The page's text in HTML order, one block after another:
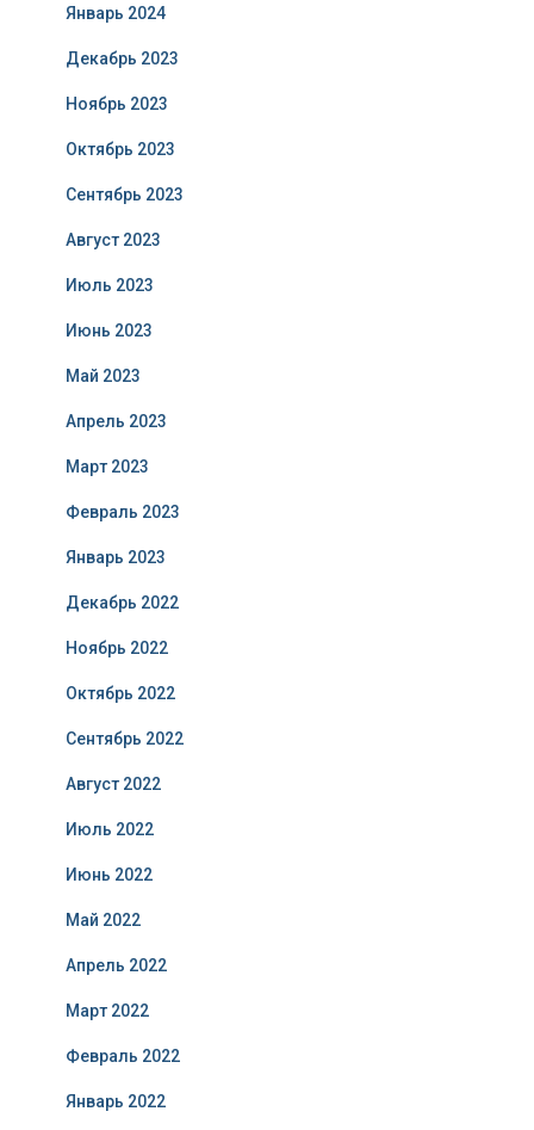
Январь 2024
Декабрь 2023
Ноябрь 2023
Октябрь 2023
Сентябрь 2023
Август 2023
Июль 2023
Июнь 2023
Май 2023
Апрель 2023
Март 2023
Февраль 2023
Январь 2023
Декабрь 2022
Ноябрь 2022
Октябрь 2022
Сентябрь 2022
Август 2022
Июль 2022
Июнь 2022
Май 2022
Апрель 2022
Март 2022
Февраль 2022
Январь 2022